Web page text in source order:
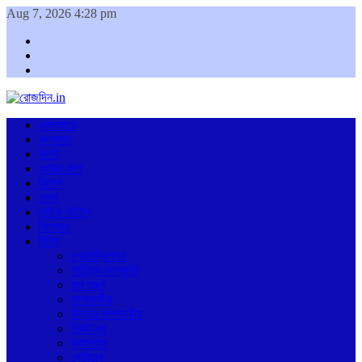
Aug 7, 2026 4:28 pm
একনজরে
কলকাতা
বাংলা
আমার দেশ
বিদেশ
খেলা
লাইফ স্টাইল
বিনোদন
বিবিধ
প্রেসক্রিপশন
সাহিত্য-সংস্কৃতি
গল্প স্বল্প
সম্পাদকীয়
উত্তর সম্পাদকীয়
নিকট-দূর
ক্যাম্পাস
কেরিয়ার